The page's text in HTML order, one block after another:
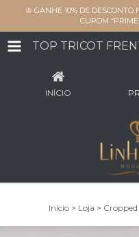
♔ GANHE 10% DE
CUPOM
TOP TRICOT
INÍCIO
Início > Loja > Cropped